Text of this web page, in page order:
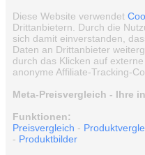
Diese Website verwendet
Drittanbietern. Durch die
sich damit einverstanden,
Daten an Drittanbieter
durch das Klicken auf
anonyme Affiliate-Tracking-
Meta-Preisvergleich - Ihre
Funktionen:
Preisvergleich -
- Produktbilder